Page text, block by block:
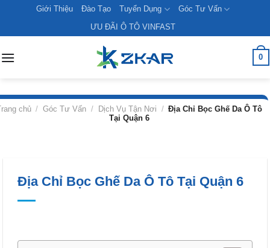
content
Giới Thiệu Đào Tạo Tuyển Dụng
Góc Tư Vấn
ƯU ĐÃI Ô TÔ VINFAST
0
chủ / Góc Tư Vấn / Dịch Vụ Tận Nơi / Địa Chỉ Bọc Ghế Da Ô Tô
Tại Quận 6
Địa Chỉ Bọc Ghế Da Ô Tô Tại Quận 6